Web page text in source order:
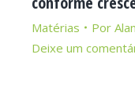
Matérias Por
Deixe um